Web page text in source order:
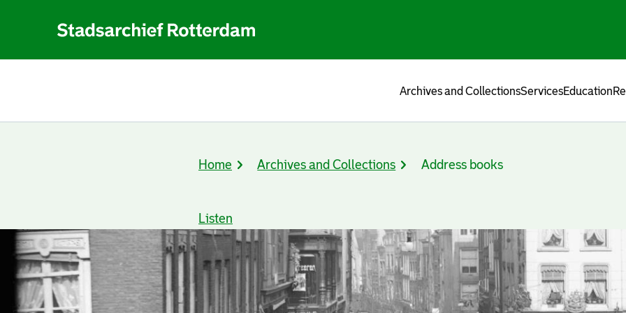
Archives and CollectionsServicesEducation
Breadcrumb
Home Archives and Collections Address books
Listen